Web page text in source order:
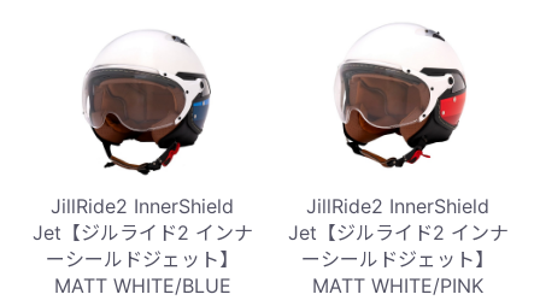
JillRide2 InnerShield
Jet【ジルライド2 インナ
ーシールドジェット】
MATT WHITE/BLUE
JillRide2 InnerShield
Jet【ジルライド2 インナ
ーシールドジェット】
MATT WHITE/PINK